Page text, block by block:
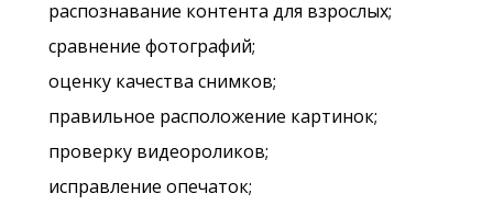
распознавание контента для взрослых;
сравнение фотографий;
оценку качества снимков;
правильное расположение картинок;
проверку видеороликов;
исправление опечаток;